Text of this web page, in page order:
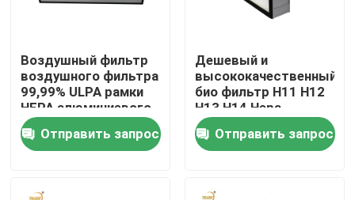
Спросите цитату
Глубоко плиссируйте фильтр HEPA
Pre воздушный фильтр
Воздушный фильтр
воздушного фильтра
99,99% ULPA рамки
HEPA алюминиевого
сплава
Отправить запрос
Дешевый и
высококачественный
био фильтр H11 H12
H13 H14 Hepa
Отправить запрос